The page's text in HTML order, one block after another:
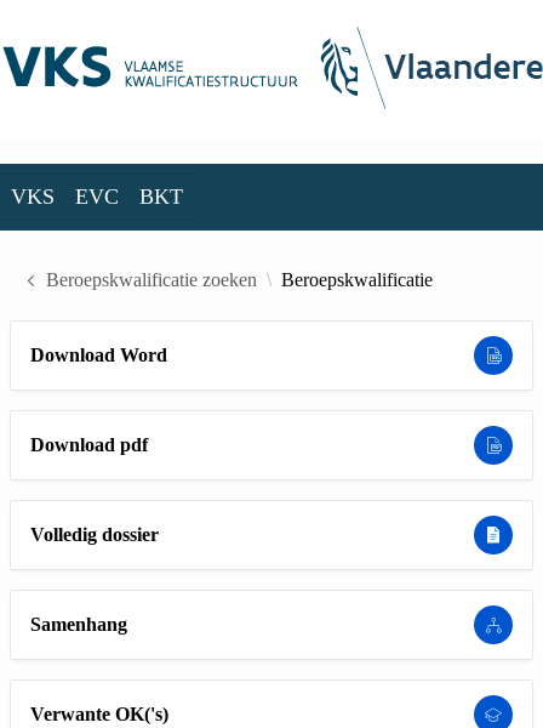
VKS EVC BKT
Beroepskwalificatie zoeken Beroepskwalificatie
Download Word
Download pdf
Volledig dossier
Samenhang
Verwante OK('s)